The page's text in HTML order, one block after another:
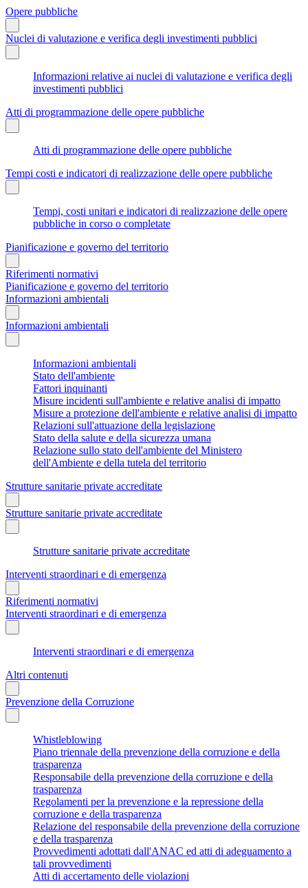
Opere pubbliche
Nuclei di valutazione e verifica degli investimenti pubblici
Informazioni relative ai nuclei di valutazione e verifica degli
investimenti pubblici
Atti di programmazione delle opere pubbliche
Atti di programmazione delle opere pubbliche
Tempi costi e indicatori di realizzazione delle opere pubbliche
Tempi, costi unitari e indicatori di realizzazione delle opere
pubbliche in corso o completate
Pianificazione e governo del territorio
Riferimenti normativi
Pianificazione e governo del territorio
Informazioni ambientali
Informazioni ambientali
Informazioni ambientali
Stato dell'ambiente
Fattori inquinanti
Misure incidenti sull'ambiente e relative analisi di impatto
Misure a protezione dell'ambiente e relative analisi di impatto
Relazioni sull'attuazione della legislazione
Stato della salute e della sicurezza umana
Relazione sullo stato dell'ambiente del Ministero
dell'Ambiente e della tutela del territorio
Strutture sanitarie private accreditate
Strutture sanitarie private accreditate
Strutture sanitarie private accreditate
Interventi straordinari e di emergenza
Riferimenti normativi
Interventi straordinari e di emergenza
Interventi straordinari e di emergenza
Altri contenuti
Prevenzione della Corruzione
Whistleblowing
Piano triennale della prevenzione della corruzione e della
trasparenza
Responsabile della prevenzione della corruzione e della
trasparenza
Regolamenti per la prevenzione e la repressione della
corruzione e della trasparenza
Relazione del responsabile della prevenzione della corruzione
e della trasparenza
Provvedimenti adottati dall'ANAC ed atti di adeguamento a
tali provvedimenti
Atti di accertamento delle violazioni